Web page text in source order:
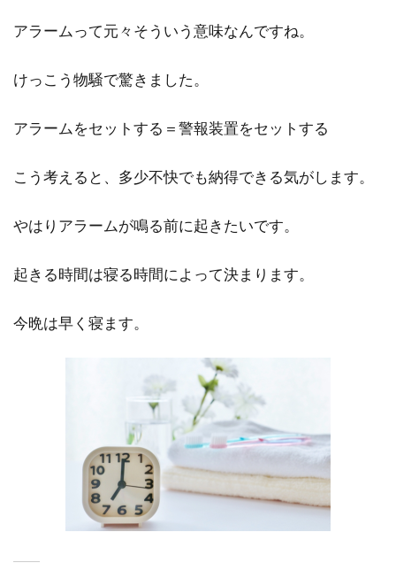
アラームって元々そういう意味なんですね。
けっこう物騒で驚きました。
アラームをセットする＝警報装置をセットする
こう考えると、多少不快でも納得できる気がします。
やはりアラームが鳴る前に起きたいです。
起きる時間は寝る時間によって決まります。
今晩は早く寝ます。